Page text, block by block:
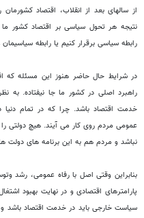
از سال‏های بعد از انقلاب، اقتصاد
نتیجه هر تحول سیاسی بر اقتصاد کشور
رابطه سیاسی برقرار کنیم یا رابطه
در شرایط حال حاضر هنوز این مسئله
راهبرد اصلی در کشور ما جا نیفتاده.
خدمت اقتصاد باشد. چرا که در تمام دنیا
عمومی مردم روی کار می ‏آیند. هیچ دولتی
نباشد و مردم هم به این برنامه‏ های دولت‏
بنابراین وقتی اصل با رفاه عمومی، رشد
پارامترهای اقتصادی و در نهایت بهبود
سیاست خارجی باید در خدمت اقتصاد